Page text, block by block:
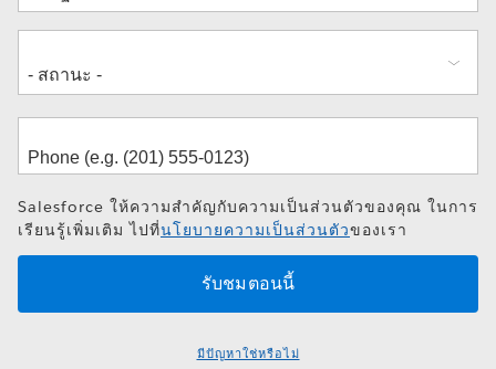
Salesforce ให้ความสำคัญกับความเป็นส่วนตัวของคุณ ในการ
เรียนรู้เพิ่มเติม ไปที่นโยบายความเป็นส่วนตัวของเรา
มีปัญหาใช่หรือไม่